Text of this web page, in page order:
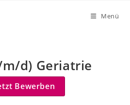
Menü
d) Geriatrie
Bewerben